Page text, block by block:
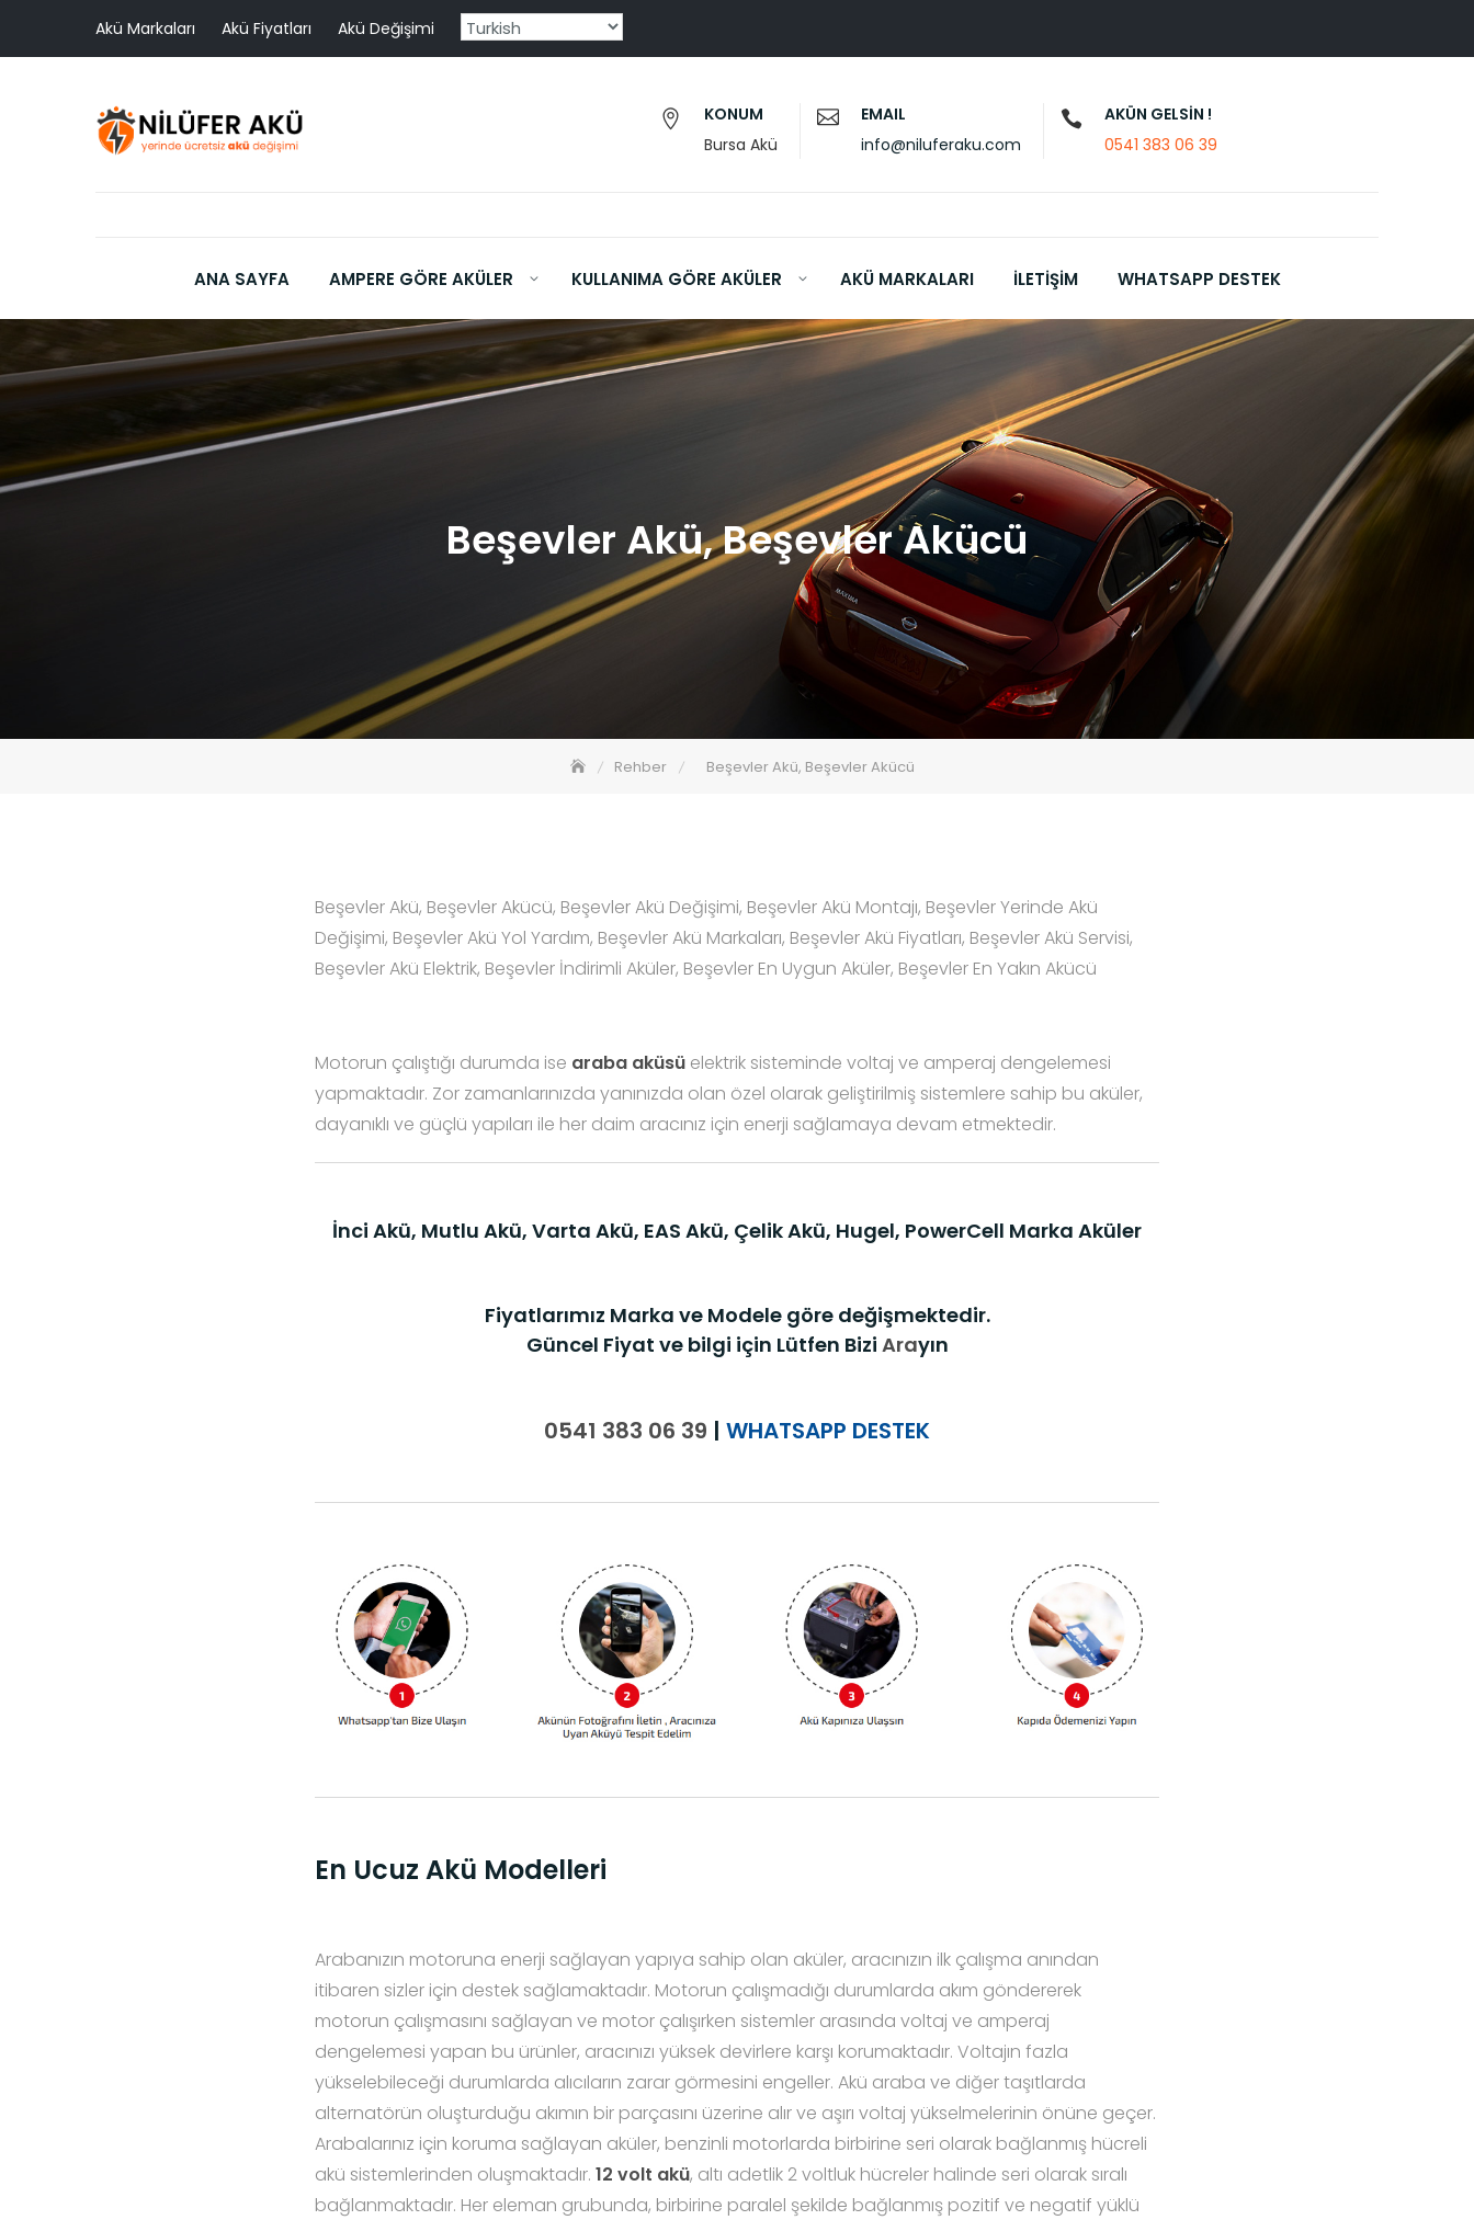
Akü Markaları Akü Fiyatları Akü Değişimi
KONUM
Bursa Akü
EMAIL
info@niluferaku.com
AKÜN GELSİN !
0541 383 06 39
ANA SAYFA AMPERE GÖRE AKÜLER KULLANIMA GÖRE AKÜLER AKÜ MARKALARI İLETİŞİM WHATSAPP DESTEK
Beşevler Akü, Beşevler Akücü
Rehber Beşevler Akü, Beşevler Akücü
Beşevler Akü, Beşevler Akücü, Beşevler Akü Değişimi, Beşevler Akü Montajı, Beşevler Yerinde Akü
Değişimi, Beşevler Akü Yol Yardım, Beşevler Akü Markaları, Beşevler Akü Fiyatları, Beşevler Akü Servisi,
Beşevler Akü Elektrik, Beşevler İndirimli Aküler, Beşevler En Uygun Aküler, Beşevler En Yakın Akücü
Motorun çalıştığı durumda ise araba aküsü elektrik sisteminde voltaj ve amperaj dengelemesi
yapmaktadır. Zor zamanlarınızda yanınızda olan özel olarak geliştirilmiş sistemlere sahip bu aküler,
dayanıklı ve güçlü yapıları ile her daim aracınız için enerji sağlamaya devam etmektedir.
İnci Akü, Mutlu Akü, Varta Akü, EAS Akü, Çelik Akü, Hugel, PowerCell Marka Aküler
Fiyatlarımız Marka ve Modele göre değişmektedir.
Güncel Fiyat ve bilgi için Lütfen Bizi Arayın
0541 383 06 39 | WHATSAPP DESTEK
En Ucuz Akü Modelleri
Arabanızın motoruna enerji sağlayan yapıya sahip olan aküler, aracınızın ilk çalışma anından
itibaren sizler için destek sağlamaktadır. Motorun çalışmadığı durumlarda akım göndererek
motorun çalışmasını sağlayan ve motor çalışırken sistemler arasında voltaj ve amperaj
dengelemesi yapan bu ürünler, aracınızı yüksek devirlere karşı korumaktadır. Voltajın fazla
yükselebileceği durumlarda alıcıların zarar görmesini engeller. Akü araba ve diğer taşıtlarda
alternatörün oluşturduğu akımın bir parçasını üzerine alır ve aşırı voltaj yükselmelerinin önüne geçer.
Arabalarınız için koruma sağlayan aküler, benzinli motorlarda birbirine seri olarak bağlanmış hücreli
akü sistemlerinden oluşmaktadır. 12 volt akü, altı adetlik 2 voltluk hücreler halinde seri olarak sıralı
bağlanmaktadır. Her eleman grubunda, birbirine paralel şekilde bağlanmış pozitif ve negatif yüklü